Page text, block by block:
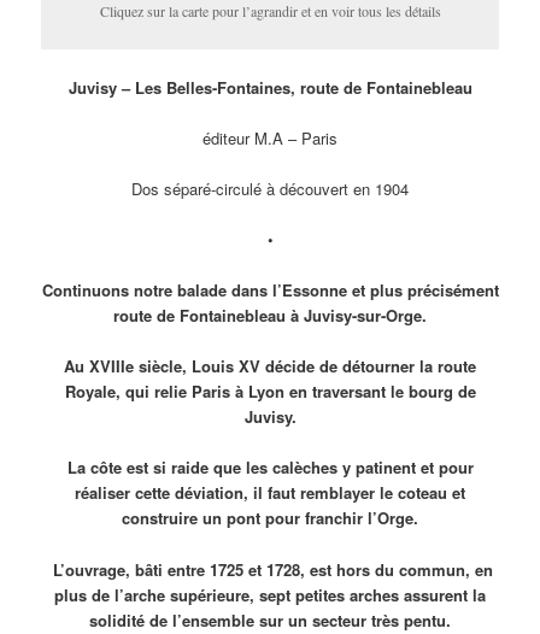
Cliquez sur la carte pour l’agrandir et en voir tous les détails
Juvisy – Les Belles-Fontaines, route de Fontainebleau
éditeur M.A – Paris
Dos séparé-circulé à découvert en 1904
•
Continuons notre balade dans l’Essonne et plus précisément
route de Fontainebleau à Juvisy-sur-Orge.
Au XVIIIe siècle, Louis XV décide de détourner la route
Royale, qui relie Paris à Lyon en traversant le bourg de
Juvisy.
La côte est si raide que les calèches y patinent et pour
réaliser cette déviation, il faut remblayer le coteau et
construire un pont pour franchir l’Orge.
L’ouvrage, bâti entre 1725 et 1728, est hors du commun, en
plus de l’arche supérieure, sept petites arches assurent la
solidité de l’ensemble sur un secteur très pentu.